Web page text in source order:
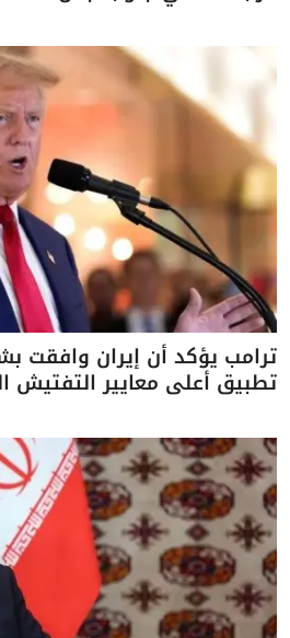
ترامب يؤكد أن إيران وافقت
تطبيق أعلى معايير التفتيش